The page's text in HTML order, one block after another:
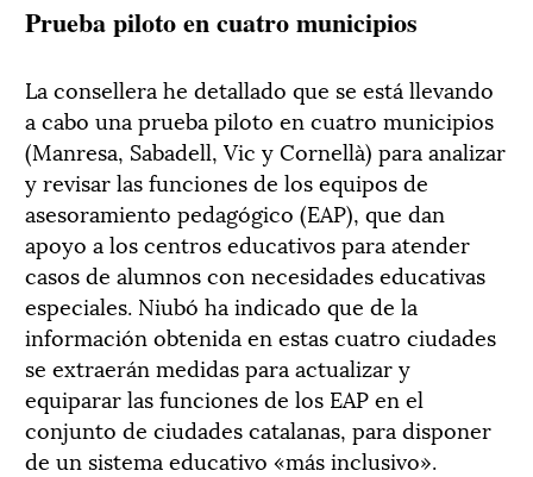
Prueba piloto en cuatro municipios
La consellera he detallado que se está llevando
a cabo una prueba piloto en cuatro municipios
(Manresa, Sabadell, Vic y Cornellà) para analizar
y revisar las funciones de los equipos de
asesoramiento pedagógico (EAP), que dan
apoyo a los centros educativos para atender
casos de alumnos con necesidades educativas
especiales. Niubó ha indicado que de la
información obtenida en estas cuatro ciudades
se extraerán medidas para actualizar y
equiparar las funciones de los EAP en el
conjunto de ciudades catalanas, para disponer
de un sistema educativo «más inclusivo».